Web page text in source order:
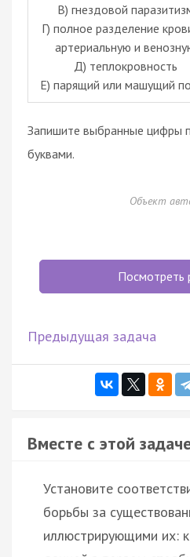
В) гнездовой
Г) полное разделение
артериальную и
Д) теплокровность
Е) парящий или машущий
Запишите выбранные цифры
буквами.
Объект
Посмотреть
Предыдущая задача
Вместе с этой
Установите
борьбы за
иллюстрирующими их: